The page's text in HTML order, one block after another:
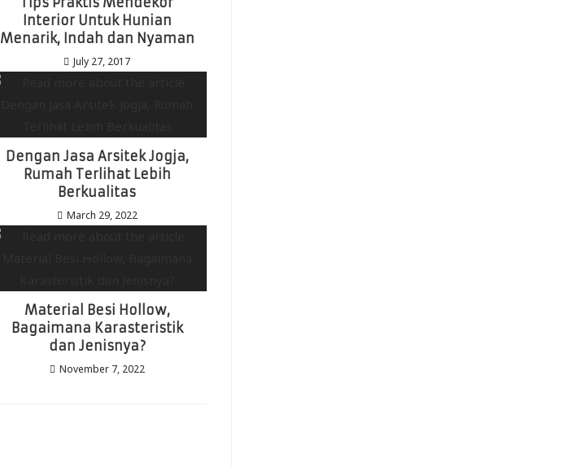
Interior Untuk Hunian
Menarik, Indah dan Nyaman
July 27, 2017
Dengan Jasa Arsitek Jogja,
Rumah Terlihat Lebih
Berkualitas
March 29, 2022
Material Besi Hollow,
Bagaimana Karasteristik
dan Jenisnya?
November 7, 2022